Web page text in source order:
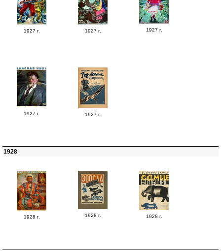
1927 г. 1927 г. 1927 г.
1927 г. 1927 г.
1928
1928 г. 1928 г. 1928 г.